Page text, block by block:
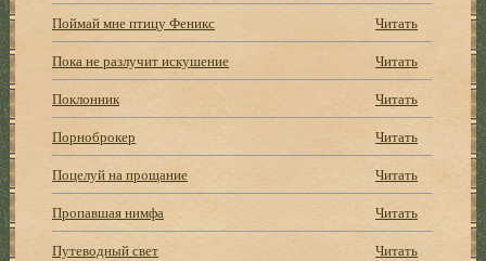
Поймай мне птицу Феникс
Читать
Пока не разлучит искушение
Читать
Поклонник
Читать
Порноброкер
Читать
Поцелуй на прощание
Читать
Пропавшая нимфа
Читать
Путеводный свет
Читать